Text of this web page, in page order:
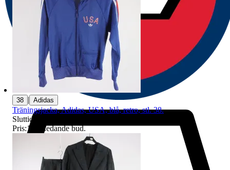
38 | Adidas
Träningsjacka, Adidas, USA, blå, retro, stl. 38.
Sluttid
Pris:1 kr Ledande bud.